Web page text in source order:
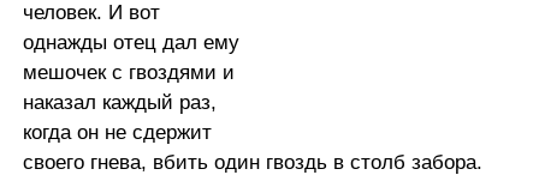
человек. И вот
однажды отец дал ему
мешочек с гвоздями и
наказал каждый раз,
когда он не сдержит
своего гнева, вбить один гвоздь в столб забора.